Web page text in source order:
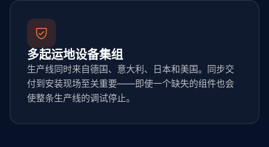
多起运地设备集组
生产线同时来自德国、意大利、日本和美国。同步交
付到安装现场至关重要——即使一个缺失的组件也会
使整条生产线的调试停止。